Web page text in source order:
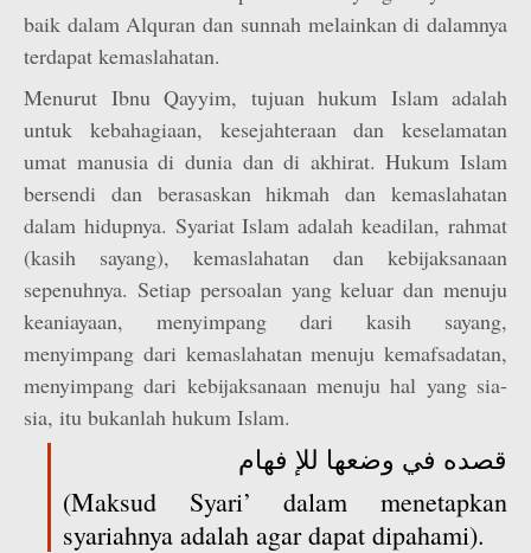
baik dalam Alquran dan sunnah melainkan di dalamnya
terdapat kemaslahatan.
Menurut Ibnu Qayyim, tujuan hukum Islam adalah
untuk kebahagiaan, kesejahteraan dan keselamatan
umat manusia di dunia dan di akhirat. Hukum Islam
bersendi dan berasaskan hikmah dan kemaslahatan
dalam hidupnya. Syariat Islam adalah keadilan, rahmat
(kasih sayang), kemaslahatan dan kebijaksanaan
sepenuhnya. Setiap persoalan yang keluar dan menuju
keaniayaan, menyimpang dari kasih sayang,
menyimpang dari kemaslahatan menuju kemafsadatan,
menyimpang dari kebijaksanaan menuju hal yang sia-
sia, itu bukanlah hukum Islam.
قصده في وضعها للإ فهام
(Maksud Syari’ dalam menetapkan
syariahnya adalah agar dapat dipahami).